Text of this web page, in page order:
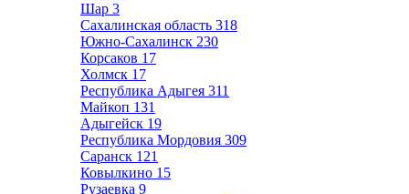
Шар 3
Сахалинская область 318
Южно-Сахалинск 230
Корсаков 17
Холмск 17
Республика Адыгея 311
Майкоп 131
Адыгейск 19
Республика Мордовия 309
Саранск 121
Ковылкино 15
Рузаевка 9